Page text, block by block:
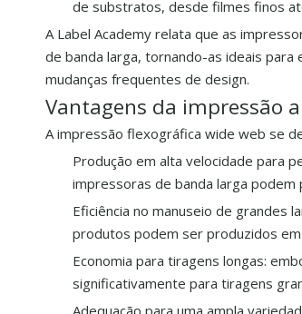
de substratos, desde filmes finos
A Label Academy relata que as
de banda larga, tornando-as ideais
mudanças frequentes de design.
Vantagens da impressão
A impressão flexográfica wide web se
Produção em alta velocidade para
impressoras de banda larga podem
Eficiência no manuseio de grandes
produtos podem ser produzidos
Economia para tiragens longas:
significativamente para tiragens
Adequação para uma ampla